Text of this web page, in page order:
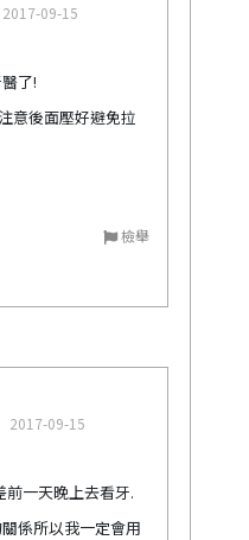
2017-09-15
了!
意後面壓好避免拉
檢舉
2017-09-15
一天晚上去看牙.
係所以我一定會用